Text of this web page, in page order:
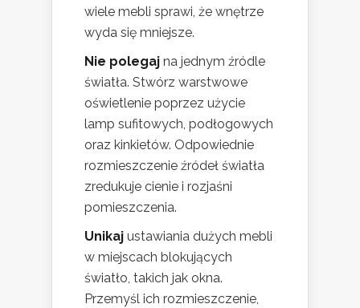
wiele mebli sprawi, że wnętrze
wyda się mniejsze.
Nie polegaj na jednym źródle
światła. Stwórz warstwowe
oświetlenie poprzez użycie
lamp sufitowych, podłogowych
oraz kinkietów. Odpowiednie
rozmieszczenie źródeł światła
zredukuje cienie i rozjaśni
pomieszczenia.
Unikaj ustawiania dużych mebli
w miejscach blokujących
światło, takich jak okna.
Przemyśl ich rozmieszczenie,